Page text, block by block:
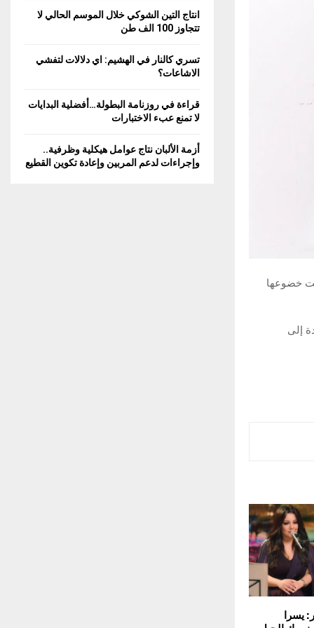
خضوعها
إلى
يسرا
انتاج التين الشوكي خلال الموسم الحالي لا
تتجاوز 100 الف طن
تسري كالنار في الهشيم: اي دلالات لتفشي
الاشاعات؟
قراءة في روزنامة البطولة…أفضلية البدايات
لا تمنع عبء الاختبارات
أزمة الألبان نتاج عوامل هيكلية وظرفية..
وإجراءات لدعم المربين وإعادة تكوين القطيع